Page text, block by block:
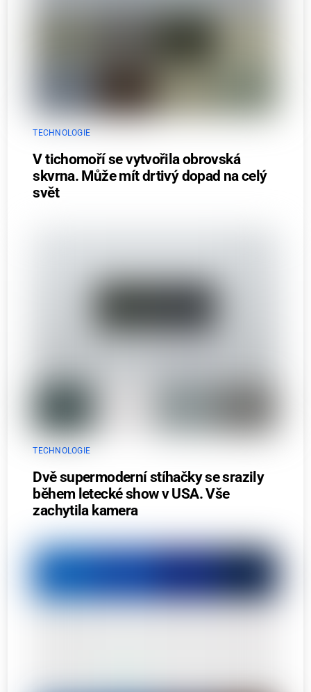
TECHNOLOGIE
V tichomoří se vytvořila obrovská
skvrna. Může mít drtivý dopad na celý
svět
TECHNOLOGIE
Dvě supermoderní stíhačky se srazily
během letecké show v USA. Vše
zachytila kamera